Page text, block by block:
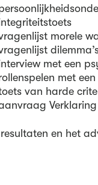
morele
met een
met
van harde
resultaten en het